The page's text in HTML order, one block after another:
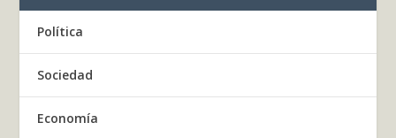
Política
Sociedad
Economía